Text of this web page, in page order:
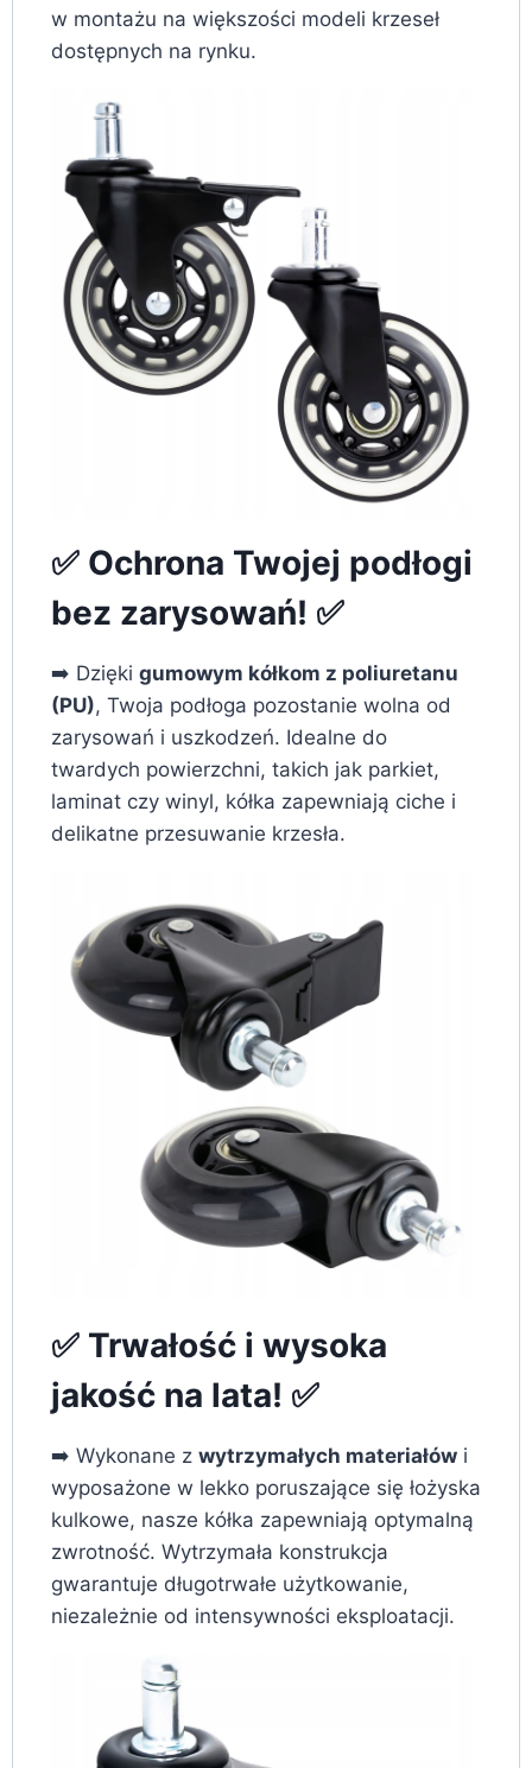
w montażu na większości modeli krzeseł
dostępnych na rynku.
✅ Ochrona Twojej podłogi
bez zarysowań! ✅
➡️ Dzięki gumowym kółkom z poliuretanu
(PU), Twoja podłoga pozostanie wolna od
zarysowań i uszkodzeń. Idealne do
twardych powierzchni, takich jak parkiet,
laminat czy winyl, kółka zapewniają ciche i
delikatne przesuwanie krzesła.
✅ Trwałość i wysoka
jakość na lata! ✅
➡️ Wykonane z wytrzymałych materiałów i
wyposażone w lekko poruszające się łożyska
kulkowe, nasze kółka zapewniają optymalną
zwrotność. Wytrzymała konstrukcja
gwarantuje długotrwałe użytkowanie,
niezależnie od intensywności eksploatacji.